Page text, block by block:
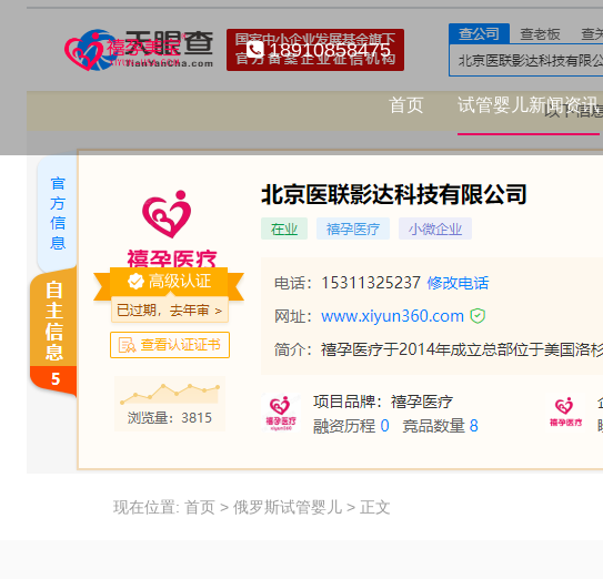
18910858475
首页 试管婴儿新闻资讯
现在位置: 首页 > 俄罗斯试管婴儿 > 正文